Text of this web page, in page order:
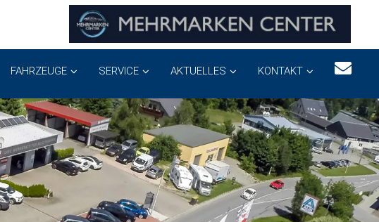
FAHRZEUGE SERVICE AKTUELLES KONTAKT